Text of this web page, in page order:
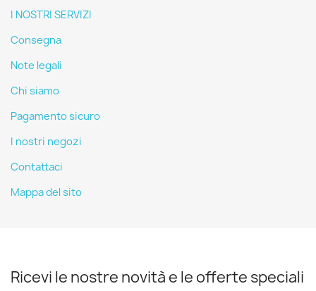
I NOSTRI SERVIZI
Consegna
Note legali
Chi siamo
Pagamento sicuro
I nostri negozi
Contattaci
Mappa del sito
Ricevi le nostre novità e le offerte speciali